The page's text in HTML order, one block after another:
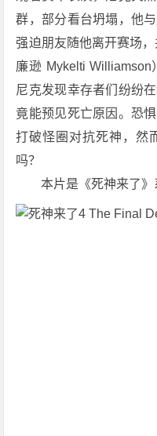
群，部分看台坍塌，他
强迫朋友随他离开赛场
廉逊 Mykelti
尼克发现幸存者们纷纷
竟能预见死亡原因。恐
打破怪圈对抗死神，然
吗？
本片是《死神来了》